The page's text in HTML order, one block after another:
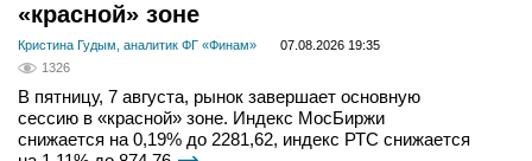
«красной» зоне
Кристина Гудым, аналитик ФГ «Финам»
07.08.2026 19:35
1326
В пятницу, 7 августа, рынок завершает основную
сессию в «красной» зоне. Индекс МосБиржи
снижается на 0,19% до 2281,62, индекс РТС снижается